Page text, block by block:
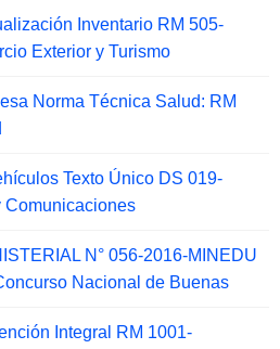
Inventario RM 505-
Exterior y Turismo
Norma Técnica Salud: RM
Texto Único DS 019-
Comunicaciones
N° 056-2016-MINEDU
Nacional de Buenas
Integral RM 1001-